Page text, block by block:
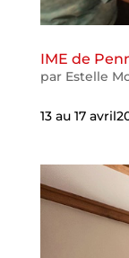
IME de
par Estelle
13 au 17